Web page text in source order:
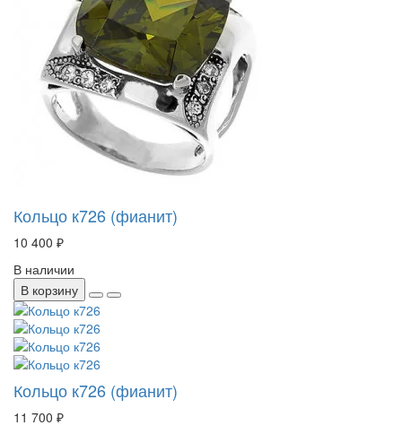
Кольцо к726 (фианит)
10 400 ₽
В наличии
В корзину
Кольцо к726 (фианит)
11 700 ₽